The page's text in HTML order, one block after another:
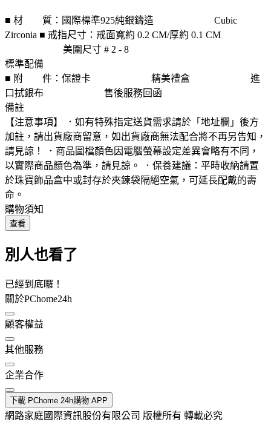
■ 材 質：國際標準925純銀鑄造 Cubic
Zirconia ■ 戒指尺寸：戒面寬約 0.2 CM/厚約 0.1 CM
美圍尺寸 # 2 - 8
標準配備
■ 附 件：保證卡 精美禮盒 進
口拭銀布 售後服務回函
備註
【注意事項】 ．如有特殊指定送貨需求請於「地址欄」後方
加註，請出貨廠商留意，如出貨廠商無法配合將不再另告知，
請見諒！ ．商品圖檔顏色因電腦螢幕設定差異會略有不同，
以實際商品顏色為準，請見諒。 ．保養建議：平時收納請置
於珠寶飾品盒中或封存於夾鍊袋隔絕空氣，可延長配戴的壽
命。
購物須知
查看
別人也看了
已經到底囉！
關於PChome24h
顧客權益
其他服務
企業合作
下載 PChome 24h購物 APP
網路家庭國際資訊股份有限公司 版權所有 轉載必究